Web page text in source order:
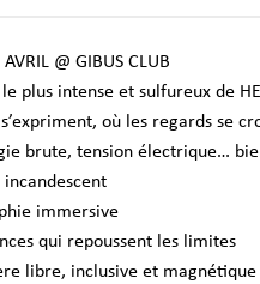
@ GIBUS CLUB
plus intense et sulfureux de
où les regards se
brute, tension électrique…
immersive
qui repoussent les limites
libre, inclusive et magnétique